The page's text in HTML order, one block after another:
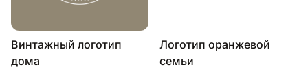
Винтажный логотип
дома
Логотип оранжевой
семьи